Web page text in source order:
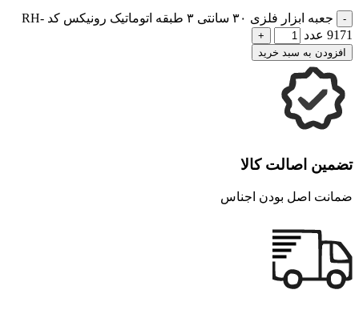
جعبه ابزار فلزی ۳۰ سانتی ۳ طبقه اتوماتیک رونیکس کد RH-
9171 عدد
افزودن به سبد خرید
تضمین اصالت کالا
ضمانت اصل بودن اجناس